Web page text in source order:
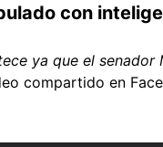
con
ya que el
compartido en